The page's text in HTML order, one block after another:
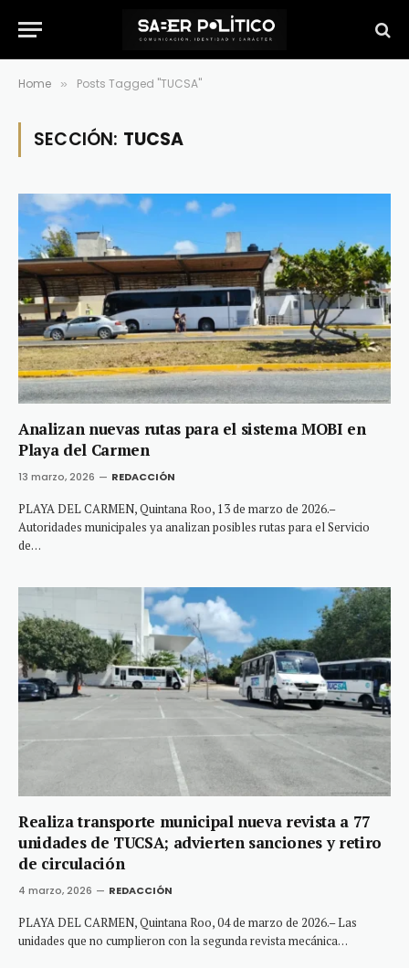
Home » Posts Tagged "TUCSA"
SECCIÓN: TUCSA
Analizan nuevas rutas para el sistema MOBI en
Playa del Carmen
13 marzo, 2026 REDACCIÓN
PLAYA DEL CARMEN, Quintana Roo, 13 de marzo de 2026.–
Autoridades municipales ya analizan posibles rutas para el Servicio
de…
Realiza transporte municipal nueva revista a 77
unidades de TUCSA; advierten sanciones y retiro
de circulación
4 marzo, 2026 REDACCIÓN
PLAYA DEL CARMEN, Quintana Roo, 04 de marzo de 2026.– Las
unidades que no cumplieron con la segunda revista mecánica…